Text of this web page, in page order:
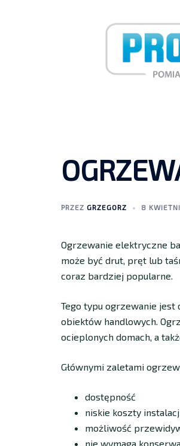
PRZEZ GRZEGORZ 8
Ogrzewanie elektryczne
może być drut, pręt lub
coraz bardziej popularne.
Tego typu ogrzewanie
obiektów handlowych.
ocieplonych domach, a
Głównymi zaletami
dostępność
niskie koszty
możliwość
nie wymaga